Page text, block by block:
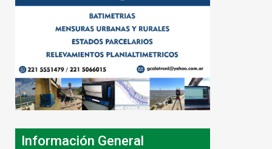
Información General